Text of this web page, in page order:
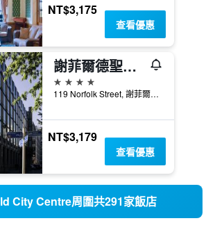
NT$3,175
查看優惠
謝菲爾德聖保羅溫泉美居酒店 - 雪菲爾
4星級
119 Norfolk Street, 謝菲爾德, 英國
NT$3,179
查看優惠
City Centre周圍共291家飯店